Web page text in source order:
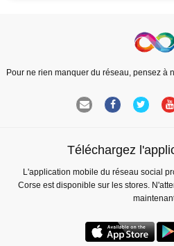
Pour ne rien manquer du réseau, pensez à
Téléchargez
L'application mobile du réseau social
Corse est disponible sur les stores.